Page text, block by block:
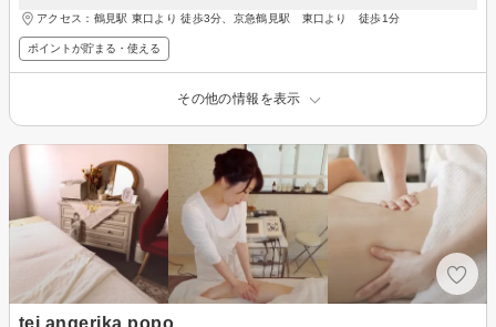
アクセス：鶴見駅 東口より 徒歩3分、京急鶴見駅 東口より 徒歩1分
ポイントが貯まる・使える
その他の情報を表示
tei angerika popo